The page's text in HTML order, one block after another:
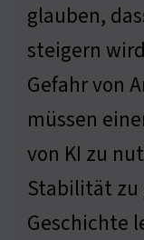
glauben,
steigern
Gefahr von
müssen
von KI zu
Stabilität
Geschichte